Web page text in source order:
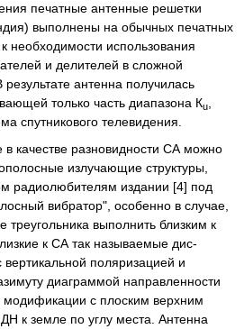
печатные антенные решетки
выполнены на обычных печатных
необходимости использования
и делителей в сложной
антенна получилась
только часть диапазона Кu
спутникового телевидения.
качестве разновидности СА можно
излучающие структуры,
радиолюбителям издании [4] под
вибратор", особенно в случае,
треугольника выполнить близким к
к СА так называемые дис-
поляризацией и
диаграммой направленности
с плоским верхним
к земле по углу места. Антенна